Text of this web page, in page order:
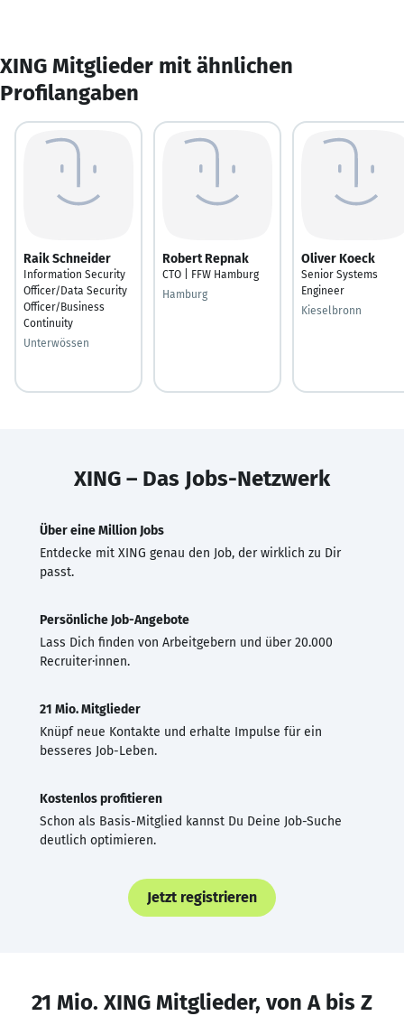
XING Mitglieder mit ähnlichen
Profilangaben
Raik Schneider
Information Security
Officer/Data Security
Officer/Business
Continuity
Unterwössen
Robert Repnak
CTO | FFW Hamburg
Hamburg
Oliver Koeck
Senior Systems
Engineer
Kieselbronn
XING – Das Jobs-Netzwerk
Über eine Million Jobs
Entdecke mit XING genau den Job, der wirklich zu Dir
passt.
Persönliche Job-Angebote
Lass Dich finden von Arbeitgebern und über 20.000
Recruiter·innen.
21 Mio. Mitglieder
Knüpf neue Kontakte und erhalte Impulse für ein
besseres Job-Leben.
Kostenlos profitieren
Schon als Basis-Mitglied kannst Du Deine Job-Suche
deutlich optimieren.
Jetzt registrieren
21 Mio. XING Mitglieder, von A bis Z